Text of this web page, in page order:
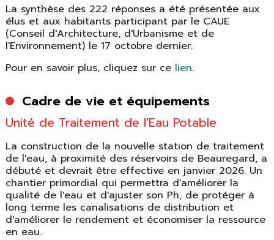
La synthèse des 222 réponses a été présentée aux
élus et aux habitants participant par le CAUE
(Conseil d'Architecture, d'Urbanisme et de
l'Environnement) le 17 octobre dernier.
Pour en savoir plus, cliquez sur ce lien.
Cadre de vie et équipements
Unité de Traitement de l'Eau Potable
La construction de la nouvelle station de traitement
de l'eau, à proximité des réservoirs de Beauregard, a
débuté et devrait être effective en janvier 2026. Un
chantier primordial qui permettra d'améliorer la
qualité de l'eau et d'ajuster son Ph, de protéger à
long terme les canalisations de distribution et
d'améliorer le rendement et économiser la ressource
en eau.